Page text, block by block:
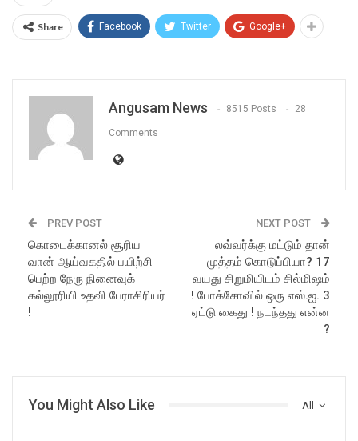
Share Facebook Twitter Google+
Angusam News 8515 Posts 28
Comments
PREV POST
கொடைக்கானல் சூரிய
வான் ஆய்வகதில் பயிற்சி
பெற்ற நேரு நினைவுக்
கல்லூரியி உதவி பேராசிரியர்
!
NEXT POST
லவ்வர்க்கு மட்டும் தான்
முத்தம் கொடுப்பியா? 17
வயது சிறுமியிடம் சில்மிஷம்
! போக்சோவில் ஒரு எஸ்.ஐ. 3
ஏட்டு கைது ! நடந்தது என்ன
?
All
You Might Also Like